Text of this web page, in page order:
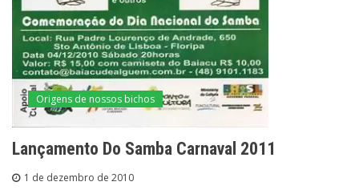
Origens de nossos bichos
Lançamento Do Samba Carnaval 2011
1 de dezembro de 2010